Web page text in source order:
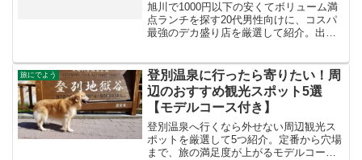
旭川で1000円以下の安くてボリューム満
点ランチを探す20代男性向けに、コスパ
最強のデカ盛り店を厳選して紹介。出張
旅にでよう
登別温泉に行ったら寄りたい！周
辺のおすすめ観光スポット5選
【モデルコース付き】
登別温泉へ行くなら外せない周辺観光ス
ポットを厳選して5つ紹介。定番から穴場
まで、旅の満足度が上がるモデルコース